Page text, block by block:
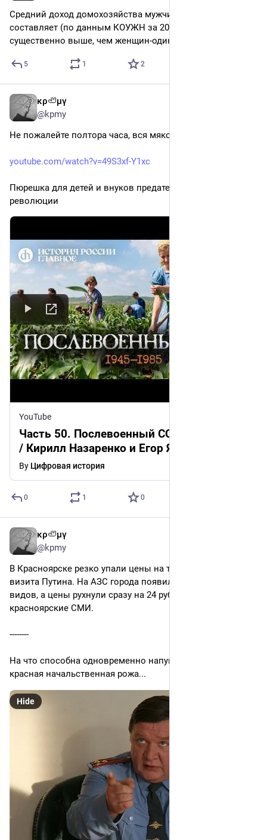
Средний доход домохозяйства мужчин-одиночек
составляет (по данным КОУЖН за 2024 г.) 62.247 руб., что
существенно выше, чем женщин-одиночек – 48.753 руб.
5 1 2
κρ🦥μγ
@kpmy
Не пожалейте полтора часа, вся мякоть уже протёрта
youtube.com/watch?v=49S3xf-Y1xc
Пюрешка для детей и внуков предателей дела
революции
YouTube
Часть 50. Послевоенный СССР. 1945-1985
/ Кирилл Назаренко и Егор Яковлев
By Цифровая история
0 1 0
κρ🦥μγ
@kpmy
В Красноярске резко упали цены на топливо на фоне
визита Путина. На АЗС города появилось топливо всех
видов, а цены рухнули сразу на 24 рубля, пишут
красноярские СМИ.
--------
На что способна одновременно напуганная и яростная
красная начальственная рожа...
Hide